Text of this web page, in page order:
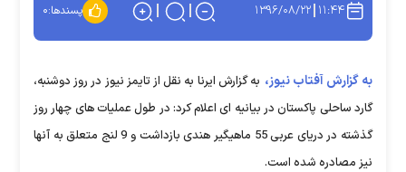
۱۱:۴۴ ۱۳۹۶/۰۸/۲۲ پسندها:۰
به گزارش آفتاب نیوز، به گزارش ایرنا به نقل از تایمز نیوز در روز دوشنبه،
گارد ساحلی پاکستان در بیانیه ای اعلام کرد: در طول عملیات های چهار روز
گذشته در دریای عربی 55 ماهیگیر هندی بازداشت و 9 لنج متعلق به آنها
نیز مصادره شده است.